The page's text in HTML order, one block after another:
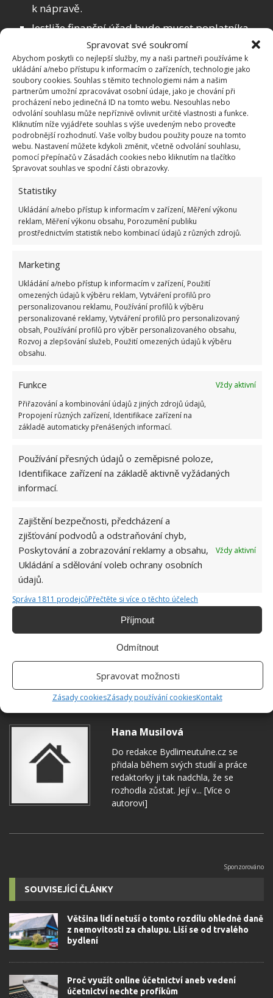
Spravovat své soukromí
Abychom poskytli co nejlepší služby, my a naši partneři používáme k
ukládání a/nebo přístupu k informacím o zařízeních, technologie jako
soubory cookies. Souhlas s těmito technologiemi nám a našim
partnerům umožní zpracovávat osobní údaje, jako je chování při
procházení nebo jedinečná ID na tomto webu. Nesouhlas nebo
odvolání souhlasu může nepříznivě ovlivnit určité vlastnosti a funkce.
Kliknutím níže vyjádřete souhlas s výše uvedeným nebo proveďte
podrobnější rozhodnutí. Vaše volby budou použity pouze na tomto
webu. Nastavení můžete kdykoli změnit, včetně odvolání souhlasu,
pomocí přepínačů v Zásadách cookies nebo kliknutím na tlačítko
Spravovat souhlas ve spodní části obrazovky.
Statistiky
Ukládání a/nebo přístup k informacím v zařízení, Měření výkonu
reklam, Měření výkonu obsahu, Porozumění publiku
prostřednictvím statistik nebo kombinací údajů z různých zdrojů.
Marketing
Ukládání a/nebo přístup k informacím v zařízení, Použití
omezených údajů k výběru reklam, Vytváření profilů pro
personalizovanou reklamu, Používání profilů k výběru
personalizované reklamy, Vytváření profilů pro personalizovaný
obsah, Používání profilů pro výběr personalizovaného obsahu,
Rozvoj a zlepšování služeb, Použití omezených údajů k výběru
obsahu.
Funkce
Vždy aktivní
Přiřazování a kombinování údajů z jiných zdrojů údajů,
Propojení různých zařízení, Identifikace zařízení na
základě automaticky přenášených informací.
Používání přesných údajů o zeměpisné poloze,
Identifikace zařízení na základě aktivně vyžádaných
informací.
Zajištění bezpečnosti, předcházení a
zjišťování podvodů a odstraňování chyb,
Poskytování a zobrazování reklamy a obsahu,
Ukládání a sdělování voleb ochrany osobních
údajů.
Vždy aktivní
Správa 1811 prodejcůPřečtěte si více o těchto účelech
Příjmout
Odmítnout
Spravovat možnosti
Zásady cookiesZásady používání cookiesKontakt
k nápravě.
Jestliže finanční úřad bude muset poplatníka
k podání oznámení vyzvat, nebude už tak
shovívavý. To už hrozí pokuta 10 % z ceny
nemovitosti.
A jestli poplatník nesplní tuto zákonnou
povinnost ani v náhradní lhůtě, kterou správce
daně stanovil, činí pokuta 15 %.
Prominutí pokuty
V opodstatněných případech může FÚ pokutu za
neoznámení osvobozeného příjmu poplatníkovi
prominout, sdělujeFinančníSpráva. Důvody pro
nesplnění povinnosti musí být doloženy –jedná se
poplatníkovi nahlásit dar znemožnily, či jiné velmi
závažné důvody. Kvapem se blíží konec března. Jste
si jisti, že jste všechny své povinnosti k finanční
správě splnili? Fyzické osoby mohou obdržet i další
pokuty. O některých z nich, kupříkladuo pokutách
za kácení stromů
DANĚ OSVOBOZENÝ PŘÍJEM PŘIZNÁNÍ
Přidejte svůj názor
KOMENTOVAT
Hana Musilová
Do redakce Bydlimeutulne.cz se
přidala během svých studií a práce
redaktorky ji tak nadchla, že se
rozhodla zůstat. Její v... [Více o
autorovi]
SOUVISEJÍCÍ ČLÁNKY
Většina lidí netuší o tomto rozdílu ohledně daně
z nemovitosti za chalupu. Liší se od trvalého
bydlení
Proč využít online účetnictví aneb vedení
účetnictví nechte profíkům